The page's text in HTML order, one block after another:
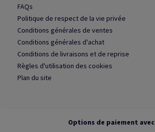
FAQs
Politique de respect de la vie privée
Conditions générales de ventes
Conditions générales d'achat
Conditions de livraisons et de reprise
Règles d'utilisation des cookies
Plan du site
Options de paiement avec